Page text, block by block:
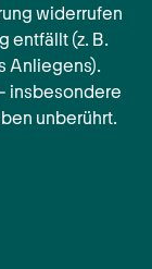
widerrufen
entfällt (z. B.
Anliegens).
insbesondere
unberührt.